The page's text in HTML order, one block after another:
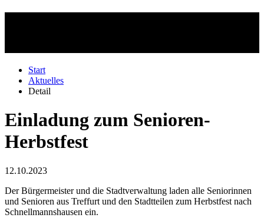
Start
Aktuelles
Detail
Einladung zum Senioren-
Herbstfest
12.10.2023
Der Bürgermeister und die Stadtverwaltung laden alle Seniorinnen
und Senioren aus Treffurt und den Stadtteilen zum Herbstfest nach
Schnellmannshausen ein.